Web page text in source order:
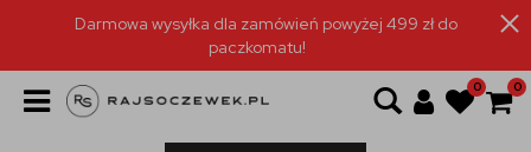
Darmowa wysyłka dla zamówień powyżej 499 zł do
paczkomatu!
0 0